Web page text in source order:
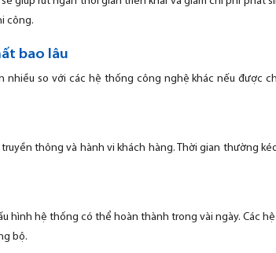
công.
bao lâu
nhiều so với các hệ thống công nghệ khác nếu được
thông và hành vi khách hàng. Thời gian thường
hình hệ thống có thể hoàn thành trong vài ngày. Các
bộ.